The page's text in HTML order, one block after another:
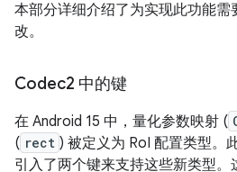
本部分详细介绍了为实现此功能需
改。
Codec2 中的键
在 Android 15 中，量化参数映射 (
( rect ) 被定义为 RoI 配置类型。
引入了两个键来支持这些新类型